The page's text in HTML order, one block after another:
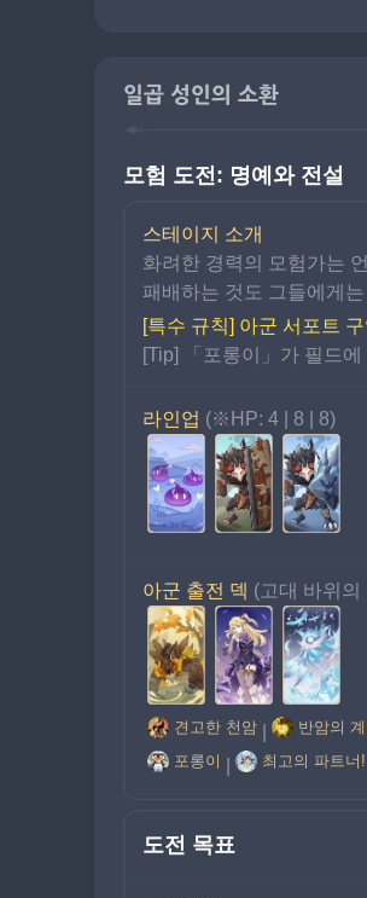
일곱 성인의 소환
모험 도전: 명예와 전설
스테이지 소개
화려한 경력의 모험가는
패배하는 것도 그들에게
[특수 규칙] 아군 서포트
[Tip] 「포롱이」가 필드
라인업 (※HP: 4 | 8 | 8)
아군 출전 덱 (고대 바위의
견고한 천암 반암의
포롱이 최고의 파트너!
도전 목표